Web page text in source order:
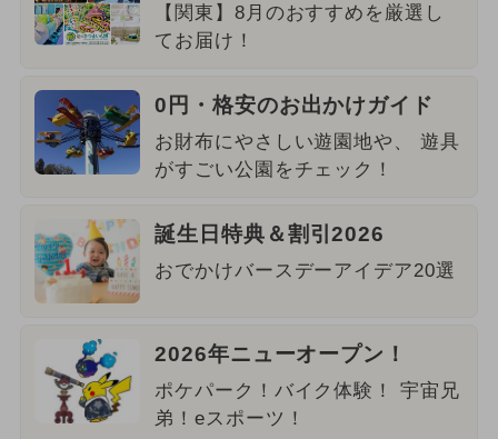
【関東】8月のおすすめを厳選し
てお届け！
0円・格安のお出かけガイド
お財布にやさしい遊園地や、 遊具
がすごい公園をチェック！
誕生日特典＆割引2026
おでかけバースデーアイデア20選
2026年ニューオープン！
ポケパーク！バイク体験！ 宇宙兄
弟！eスポーツ！